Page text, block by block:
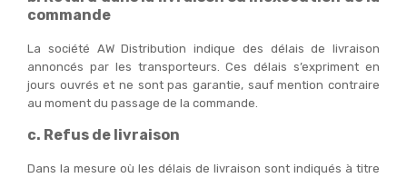
commande
La société AW Distribution indique des délais de livraison
annoncés par les transporteurs. Ces délais s’expriment en
jours ouvrés et ne sont pas garantie, sauf mention contraire
au moment du passage de la commande.
c. Refus de livraison
Dans la mesure où les délais de livraison sont indiqués à titre